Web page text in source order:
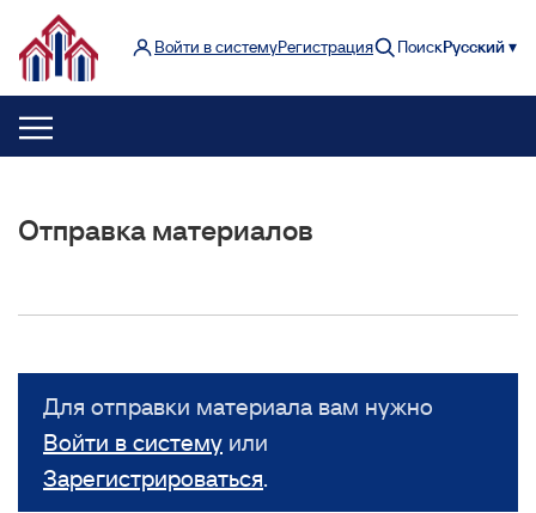
Войти в системуРегистрация ПоискРусский ▾
Отправка материалов
Для отправки материала вам нужно
Войти в систему или
Зарегистрироваться.